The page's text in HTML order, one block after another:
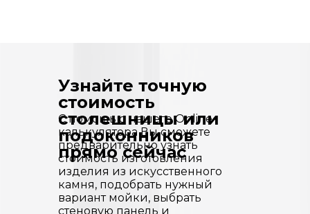
С помощью нашего Online-
калькулятора Вы сможете
предварительно узнать
стоимость изготовления
изделия из искусственного
камня, подобрать нужный
вариант мойки, выбрать
стеновую панель и
Узнайте точную
стоимость
столешницы или
подоконников
прямо сейчас